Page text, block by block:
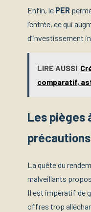
Enfin, le PER
l’entrée, ce qui
d’investissement
LIRE AUSSI
comparatif,
Les pièges
La quête du
malveillants
Il est impératif de
offres trop